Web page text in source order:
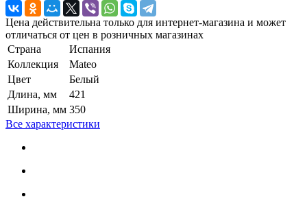
Цена действительна только для интернет-магазина и может
отличаться от цен в розничных магазинах
Страна
Испания
Коллекция
Mateo
Цвет
Белый
Длина, мм
421
Ширина, мм 350
Все характеристики